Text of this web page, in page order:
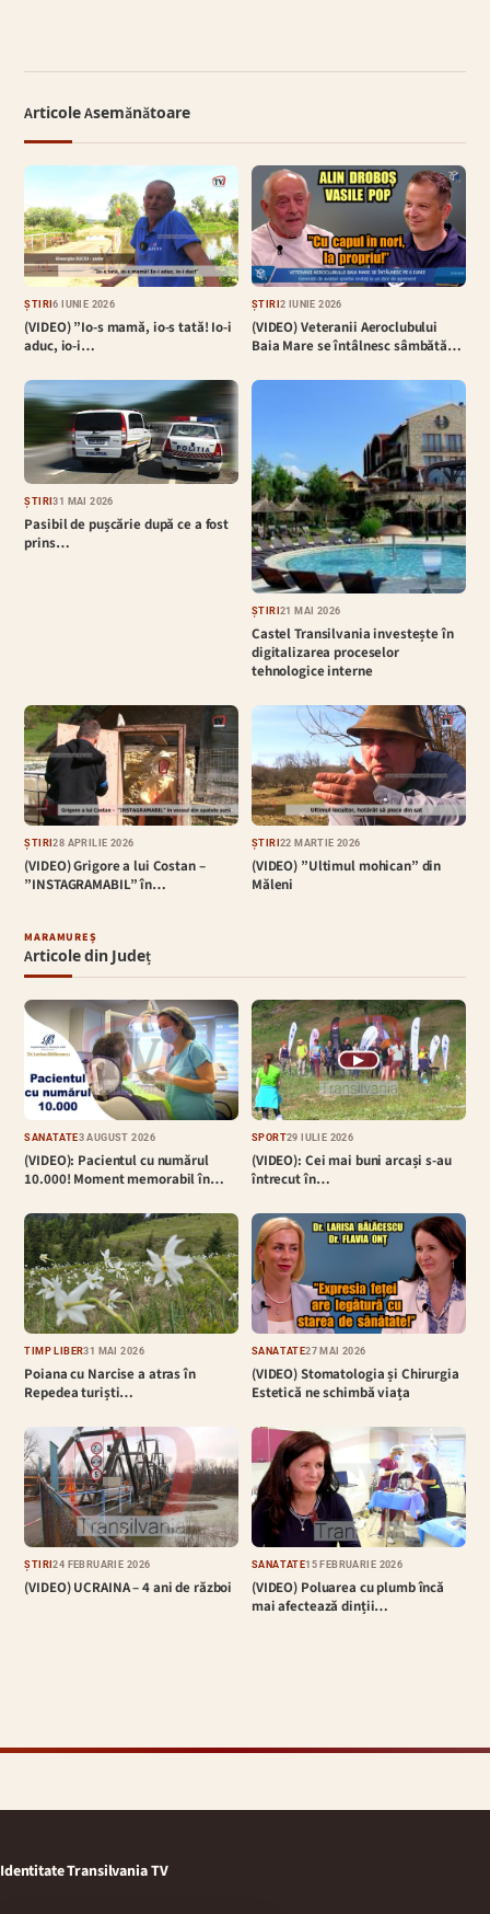
Articole Asemănătoare
ȘTIRI6 IUNIE 2026
(VIDEO) ”Io-s mamă, io-s tată! Io-i
aduc, io-i…
ȘTIRI2 IUNIE 2026
(VIDEO) Veteranii Aeroclubului
Baia Mare se întâlnesc sâmbătă…
ȘTIRI31 MAI 2026
Pasibil de pușcărie după ce a fost
prins…
ȘTIRI21 MAI 2026
Castel Transilvania investește în
digitalizarea proceselor
tehnologice interne
ȘTIRI28 APRILIE 2026
(VIDEO) Grigore a lui Costan –
”INSTAGRAMABIL” în…
ȘTIRI22 MARTIE 2026
(VIDEO) ”Ultimul mohican” din
Măleni
MARAMUREȘ
Articole din Județ
SĂNĂTATE3 AUGUST 2026
(VIDEO): Pacientul cu numărul
10.000! Moment memorabil în…
▶
SPORT29 IULIE 2026
(VIDEO): Cei mai buni arcași s-au
întrecut în…
TIMP LIBER31 MAI 2026
Poiana cu Narcise a atras în
Repedea turiști…
SĂNĂTATE27 MAI 2026
(VIDEO) Stomatologia și Chirurgia
Estetică ne schimbă viața
ȘTIRI24 FEBRUARIE 2026
(VIDEO) UCRAINA – 4 ani de război
SĂNĂTATE15 FEBRUARIE 2026
(VIDEO) Poluarea cu plumb încă
mai afectează dinții…
Identitate Transilvania TV